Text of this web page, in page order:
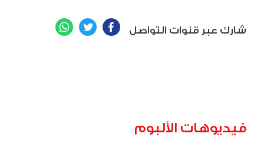
شارك عبر قنوات التواصل Facebook
Twitter
فيديوهات الألبوم